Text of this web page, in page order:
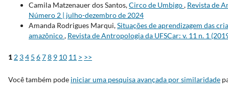
Camila Matzenauer dos Santos,Circo de Umbigo, Revista de
Número 2 | julho-dezembro de 2024
Amanda Rodrigues Marqui,Situações de aprendizagem das
amazônico, Revista de Antropologia da UFSCar: v. 11 n. 1
1 2 34 5 678 9 10 11 > >>
Você também pode iniciar uma pesquisa avançada por similaridade